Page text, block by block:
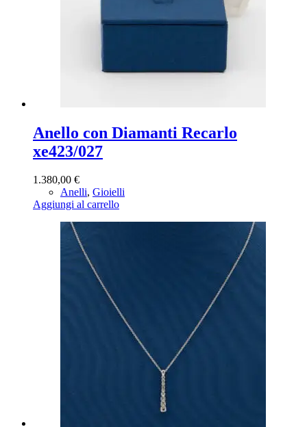
Anello con Diamanti Recarlo
xe423/027
1.380,00 €
Anelli, Gioielli
Aggiungi al carrello